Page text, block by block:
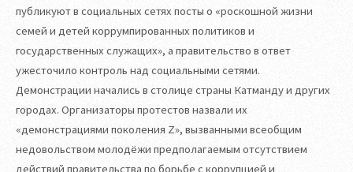
публикуют в социальных сетях посты о «роскошной жизни
семей и детей коррумпированных политиков и
государственных служащих», а правительство в ответ
ужесточило контроль над социальными сетями.
Демонстрации начались в столице страны Катманду и других
городах. Организаторы протестов назвали их
«демонстрациями поколения Z», вызванными всеобщим
недовольством молодёжи предполагаемым отсутствием
действий правительства по борьбе с коррупцией и